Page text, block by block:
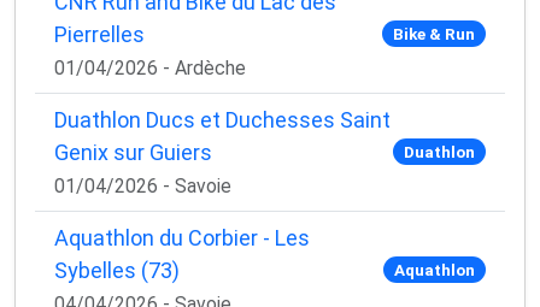
Pierrelles
01/04/2026 - Ardèche
Bike & Run
Duathlon Ducs et Duchesses Saint
Genix sur Guiers
01/04/2026 - Savoie
Duathlon
Aquathlon du Corbier - Les
Sybelles (73)
Aquathlon